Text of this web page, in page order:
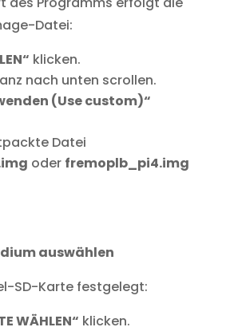
Datei:
klicken.
nach unten scrollen.
(Use custom)“
Datei
oder fremoplb_pi4.img
auswählen
SD-Karte festgelegt:
WÄHLEN“ klicken.